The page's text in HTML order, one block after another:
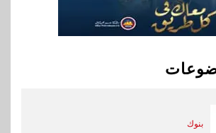
بنوك تأمين
تحالفًا استراتيجيًا لتقديم حلول
تأمينية متكاملة لعملاء البنك
بنوك